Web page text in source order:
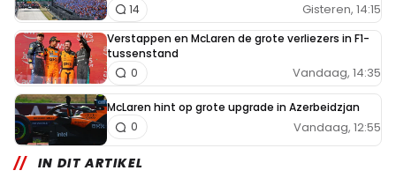
Gisteren, 14:15
14
Verstappen en McLaren de grote verliezers in F1-
tussenstand
Vandaag, 14:35
0
McLaren hint op grote upgrade in Azerbeidzjan
Vandaag, 12:55
0
IN DIT ARTIKEL